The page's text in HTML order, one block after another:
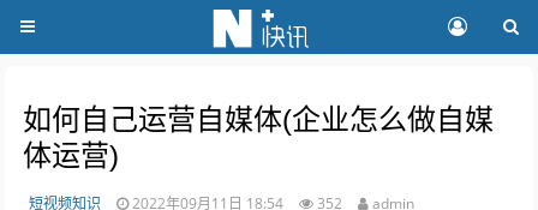
如何自己运营自媒体(企业怎么做自媒
体运营)
短视频知识 2022年09月11日 18:54 352 admin